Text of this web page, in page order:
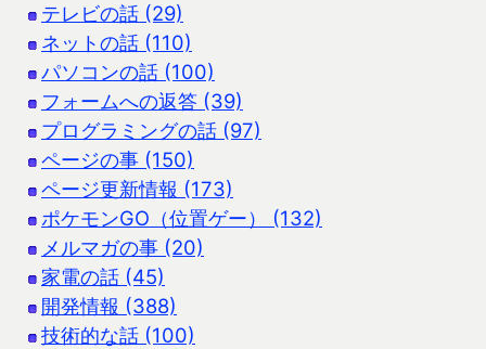
テレビの話 (29)
ネットの話 (110)
パソコンの話 (100)
フォームへの返答 (39)
プログラミングの話 (97)
ページの事 (150)
ページ更新情報 (173)
ポケモンGO（位置ゲー） (132)
メルマガの事 (20)
家電の話 (45)
開発情報 (388)
技術的な話 (100)